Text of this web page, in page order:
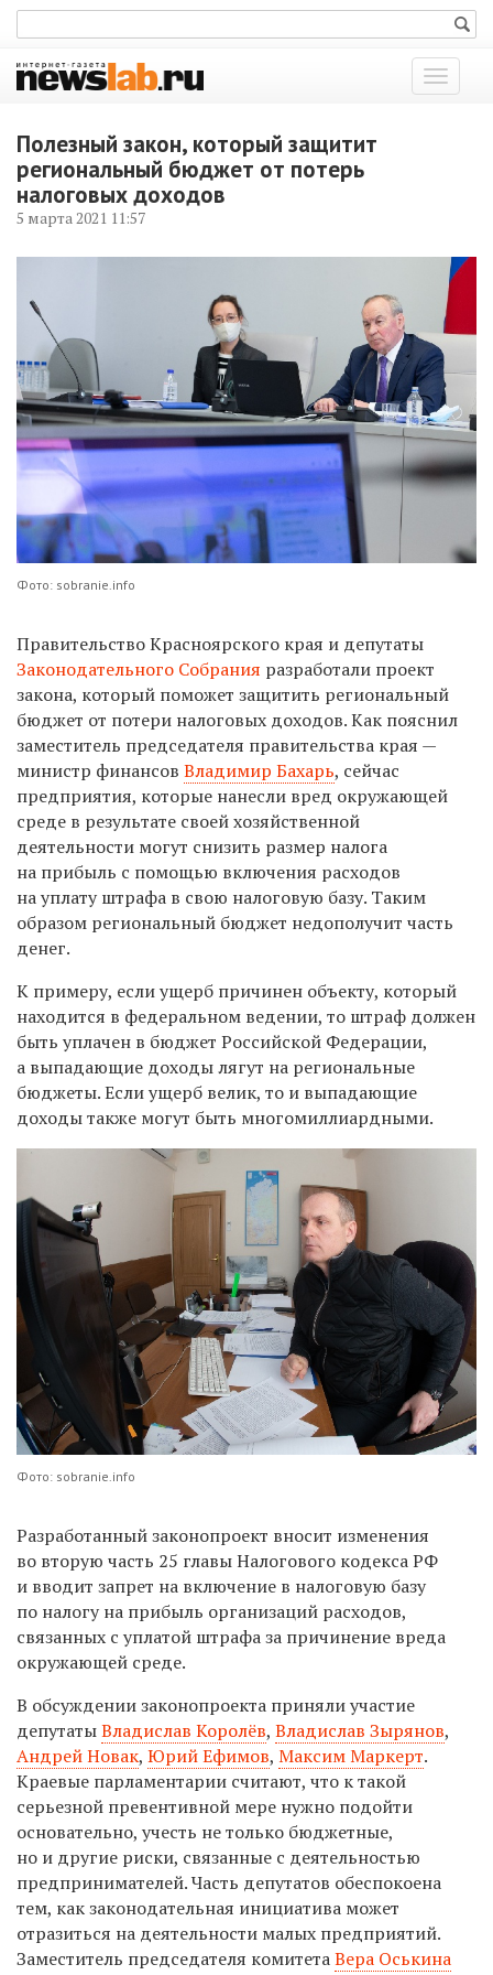
Показать
меню
Полезный закон, который защитит
региональный бюджет от потерь
налоговых доходов
5 марта 2021 11:57
Фото: sobranie.info
Правительство Красноярского края и депутаты
Законодательного Собрания разработали проект
закона, который поможет защитить региональный
бюджет от потери налоговых доходов. Как пояснил
заместитель председателя правительства края —
министр финансов Владимир Бахарь, сейчас
предприятия, которые нанесли вред окружающей
среде в результате своей хозяйственной
деятельности могут снизить размер налога
на прибыль с помощью включения расходов
на уплату штрафа в свою налоговую базу. Таким
образом региональный бюджет недополучит часть
денег.
К примеру, если ущерб причинен объекту, который
находится в федеральном ведении, то штраф должен
быть уплачен в бюджет Российской Федерации,
а выпадающие доходы лягут на региональные
бюджеты. Если ущерб велик, то и выпадающие
доходы также могут быть многомиллиардными.
Фото: sobranie.info
Разработанный законопроект вносит изменения
во вторую часть 25 главы Налогового кодекса РФ
и вводит запрет на включение в налоговую базу
по налогу на прибыль организаций расходов,
связанных с уплатой штрафа за причинение вреда
окружающей среде.
В обсуждении законопроекта приняли участие
депутатыВладислав Королёв, Владислав Зырянов,
Андрей Новак, Юрий Ефимов, Максим Маркерт.
Краевые парламентарии считают, что к такой
серьезной превентивной мере нужно подойти
основательно, учесть не только бюджетные,
но и другие риски, связанные с деятельностью
предпринимателей. Часть депутатов обеспокоена
тем, как законодательная инициатива может
отразиться на деятельности малых предприятий.
Заместитель председателя комитетаВера Оськина